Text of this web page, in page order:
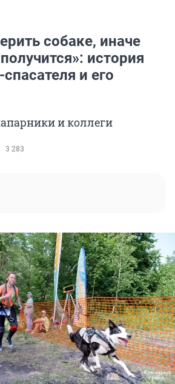
собаке, иначе
история
и его
и коллеги
3 283